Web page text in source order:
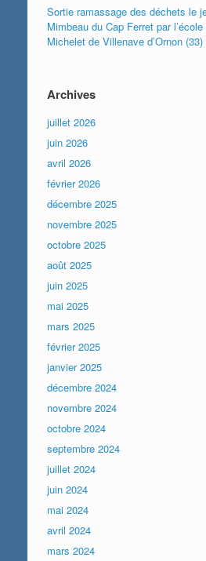
Sortie ramassage des déchets le
Mimbeau du Cap Ferret par
Michelet de Villenave d’Ornon (33)
Archives
juillet 2026
juin 2026
avril 2026
février 2026
décembre 2025
novembre 2025
octobre 2025
août 2025
juin 2025
mai 2025
mars 2025
février 2025
janvier 2025
décembre 2024
novembre 2024
octobre 2024
septembre 2024
juillet 2024
juin 2024
mai 2024
avril 2024
mars 2024